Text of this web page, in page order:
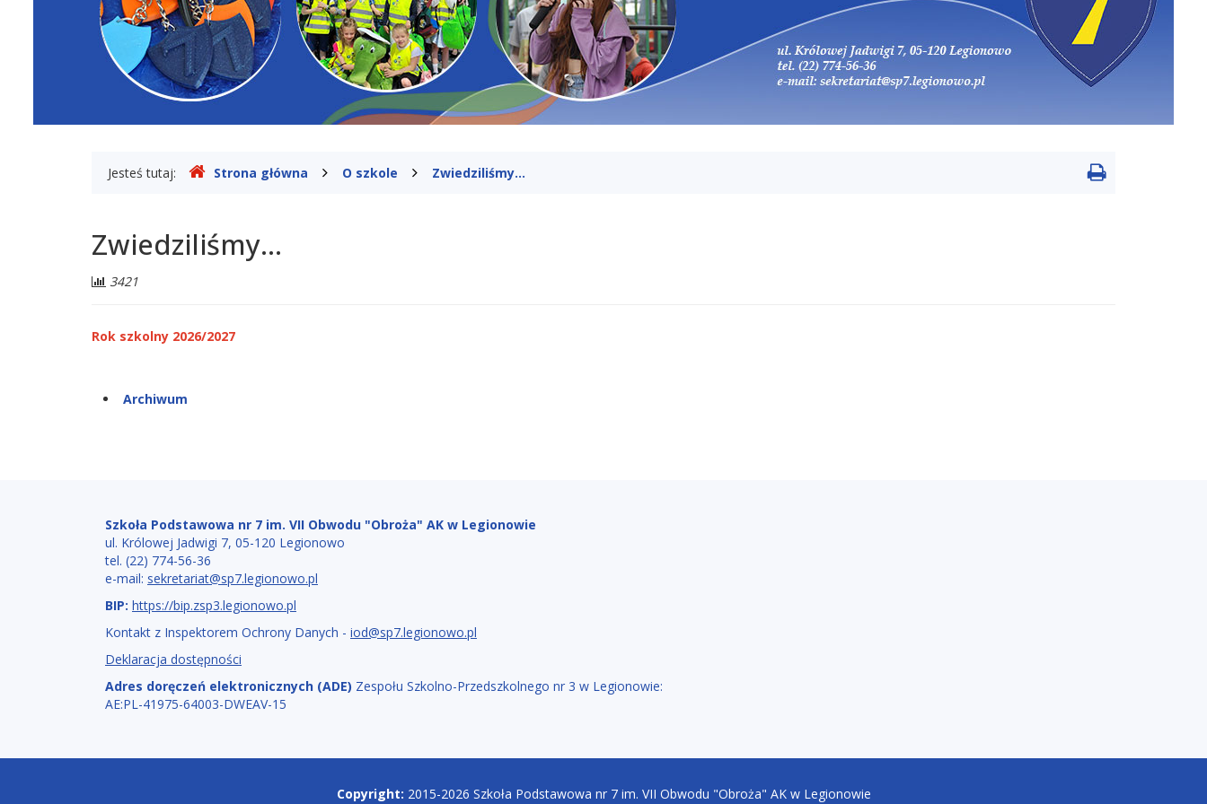
Legionowie
Gdzie
Jesteś tutaj: Strona główna O szkole Zwiedziliśmy...
Drukowanie
Zwiedziliśmy...
Liczba
3421
Rok szkolny 2026/2027
Archiwum
Szkoła Podstawowa nr 7 im. VII Obwodu "Obroża" AK w Legionowie
ul. Królowej Jadwigi 7, 05-120 Legionowo
tel. (22) 774-56-36
e-mail: sekretariat@sp7.legionowo.pl
BIP: https://bip.zsp3.legionowo.pl
Kontakt z Inspektorem Ochrony Danych - iod@sp7.legionowo.pl
Deklaracja dostępności
Adres doręczeń elektronicznych (ADE) Zespołu Szkolno-Przedszkolnego nr 3 w Legionowie:
AE:PL-41975-64003-DWEAV-15
Copyright: 2015-2026 Szkoła Podstawowa nr 7 im. VII Obwodu "Obroża" AK w Legionowie